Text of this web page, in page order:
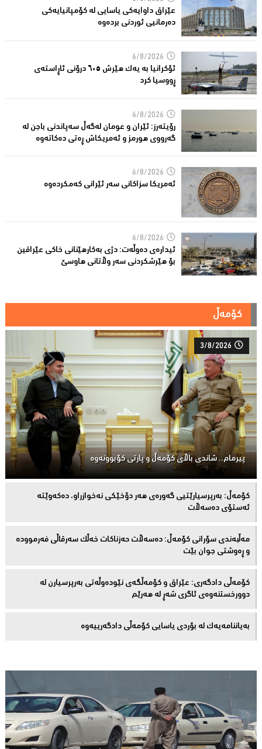
عێراق داوایەکی یاسایی لە کۆمپانیایه‌كی
دەرمانیى ئوردنی بردەوە
6/8/2026
ئۆکرانیا بە یەک هێرش ٦٠٥ درۆنی ئاڕاستەى
ڕووسیا کرد
6/8/2026
رۆیتەرز: ئێران و عومان لەگەڵ سەپاندنی باجن لە
گەرووی هورمز و ئەمریکاش ڕەتی دەکاتەوە
6/8/2026
ئه‌مریكا سزاكانی سه‌ر ئێرانی كه‌مكرده‌وه‌
6/8/2026
ئیدارەى دەوڵەت: دژى بەکارهێنانى خاکی عێراقین
بۆ هێرشکردنى سەر وڵاتانی هاوسێ
کۆمەڵ
3/8/2026
پیرمام.. شاندی باڵای كۆمه‌ڵ و پارتی كۆبوونه‌وه‌
كۆمەڵ: بەرپرسیارێتیی گەورەی هەر دۆخێکی نەخوازراو، دەكەوێتە
ئەستۆی دەسەڵات
مەڵبەندى سۆرانى کۆمەڵ: دەسەڵات حەزناکات خەڵک سەرقاڵى فەرموودە
و ڕەوشتى جوان بێت
کۆمەڵى دادگەرى: عێراق و كۆمەڵگەی نێودەوڵەتی بەرپرسیارن لە
دوورخستنەوەى ئاگری شەڕ لە هەرێم
بەیاننامەیەک لە بۆردی یاسایی کۆمەڵی دادگەرییەوە